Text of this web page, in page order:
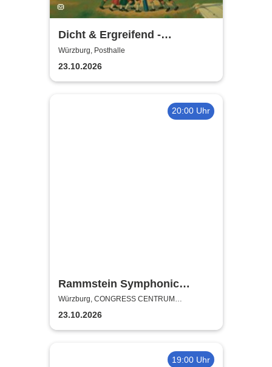
Dicht & Ergreifend -
Zweiländerdreieck - Tour
2026/2027
Würzburg, Posthalle
23.10.2026
20:00 Uhr
Rammstein Symphonic
Tribute - Herzfeuer
Würzburg, CONGRESS CENTRUM
WÜRZBURG
23.10.2026
19:00 Uhr